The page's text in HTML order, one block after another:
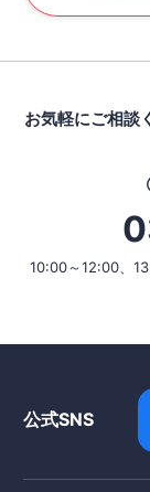
お気軽にご相談
10:00～12:00、
公式SNS